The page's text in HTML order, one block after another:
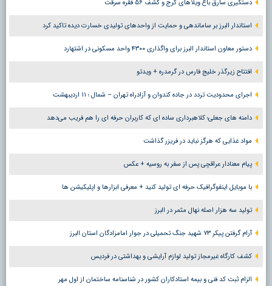
دستگیری سارق باغ ویلاهای کرج و کشف ۵۶ فقره سرقت
استاندار البرز بر ساماندهی و حمایت از واحدهای تولیدی خسارت دیده تاکید کرد
دستور معاون استاندار البرز برای واگذاری ۴۳۰۰ واحد مسکونی در اشتهارد
افتتاح زیرگذر خلیج فارس در گرمدره + ویدئو
اجرای محدودیت تردد در جاده کندوان و آزادراه تهران – شمال ؛ ١١ اردیبهشت
دامنه های جعلی؛ کلاهبرداری ساده ای که کاربران حرفه ای را هم فریب می‌دهد
مواد غذایی که هرگز نباید در فریزر گذاشت
پیام معنادار عراقچی پس از سفر به روسیه + عکس
با موبایل اینفوگرافیک حرفه ای تولید کنید + معرفی ابزارها و اپلیکیشن ها
تولید سه هزار اصله نهال مثمر در البرز
آرام گرفتن پیکر ۷۳ شهید جنگ تحمیلی در جوار امامزادگان استان البرز
کشف کارگاه غیرمجاز تولید لوازم آرایشی و بهداشتی در فردیس
الزام ثبت کد فنی و بیمه استادکاران کشور در شناسنامه ساختمان از اول مهر